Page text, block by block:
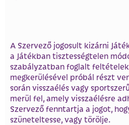
A Szervező jogosult kizárni
a Játékban tisztességtelen
szabályzatban foglalt feltételek
megkerülésével próbál részt
során visszaélés vagy
merül fel, amely visszaélésre
Szervező fenntartja a jogot,
szüneteltesse, vagy törölje.